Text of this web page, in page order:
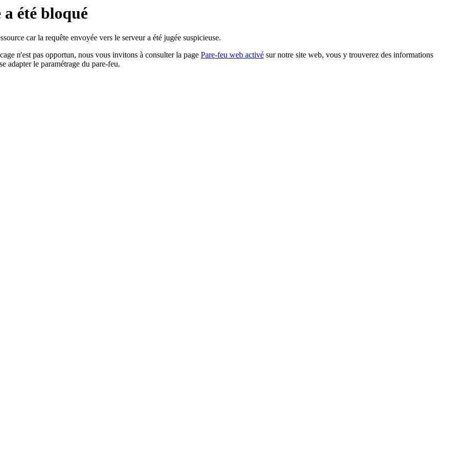
a été bloqué
car la requête envoyée vers le serveur a été jugée suspicieuse.
n'est pas opportun, nous vous invitons à consulter la page Pare-feu web activé sur notre site web, vous y trouverez des informations
adapter le paramétrage du pare-feu.